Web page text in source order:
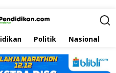
Politik Nasional